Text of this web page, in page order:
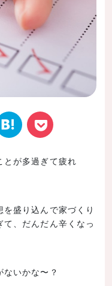
とが多過ぎて疲れ
盛り込んで家づくり
、だんだん辛くなっ
いかな〜？